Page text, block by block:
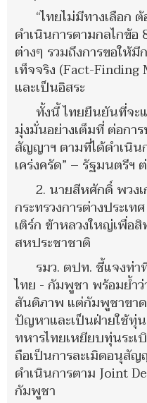
“ไทยไม่มีทางเลือก
ดำเนินการตามกลไกข้
ต่างๆ รวมถึงการขอให้
เท็จจริง (Fact-
และเป็นอิสระ
ทั้งนี้ ไทยยืนยันที่จะ
มุ่งมั่นอย่างเต็มที่ ต่อก
สัญญาฯ ตามที่ได้ดำเนิน
เคร่งครัด” – รัฐมนตรีฯ
2. นายสีหศักดิ์ พวง
กระทรวงการต่างประเ
เติร์ก ข้าหลวงใหญ่เพื่อ
สหประชาชาติ
รมว. ตปท. ชี้แจงท่
ไทย - กัมพูชา พร้อมย้ำ
สันติภาพ แต่กัมพูชาขาด
ปัญหาและเป็นฝ่ายใช้ทุ่
ทหารไทยเหยียบทุ่นระ
ถือเป็นการละเมิดอนุสั
ดำเนินการตาม Joint
กัมพูชา